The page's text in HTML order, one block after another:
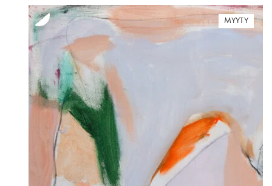
MYYTY